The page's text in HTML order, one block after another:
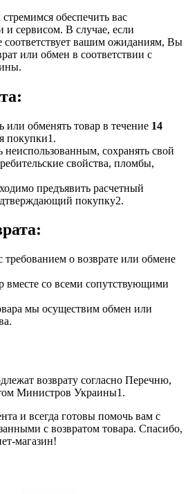
обеспечить вас
и сервисом. В случае, если
соответствует вашим ожиданиям, Вы
или обмен в соответствии с
обменять товар в течение 14
покупки1.
сохранять свой
свойства, пломбы,
предъявить расчетный
покупку2.
требованием о возврате или обмене
вместе со всеми сопутствующими
мы осуществим обмен или
возврату согласно Перечню,
Министров Украины1.
и всегда готовы помочь вам с
с возвратом товара. Спасибо,
магазин!